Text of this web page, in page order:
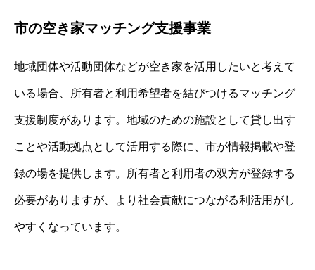
市の空き家マッチング支援事業
地域団体や活動団体などが空き家を活用したいと考えて
いる場合、所有者と利用希望者を結びつけるマッチング
支援制度があります。地域のための施設として貸し出す
ことや活動拠点として活用する際に、市が情報掲載や登
録の場を提供します。所有者と利用者の双方が登録する
必要がありますが、より社会貢献につながる利活用がし
やすくなっています。